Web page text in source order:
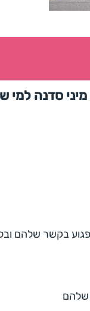
רצופים ומהווה מיני סדנה
בקשר שלהם
שלהם